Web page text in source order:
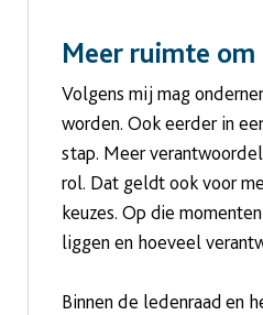
Meer ruimte
Volgens mij mag
worden. Ook eerder in
stap. Meer
rol. Dat geldt ook voor
keuzes. Op die
liggen en hoeveel
Binnen de ledenraad en